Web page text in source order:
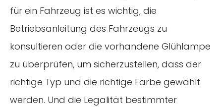
für ein Fahrzeug ist es wichtig, die
Betriebsanleitung des Fahrzeugs zu
konsultieren oder die vorhandene Glühlampe
zu überprüfen, um sicherzustellen, dass der
richtige Typ und die richtige Farbe gewählt
werden. Und die Legalität bestimmter